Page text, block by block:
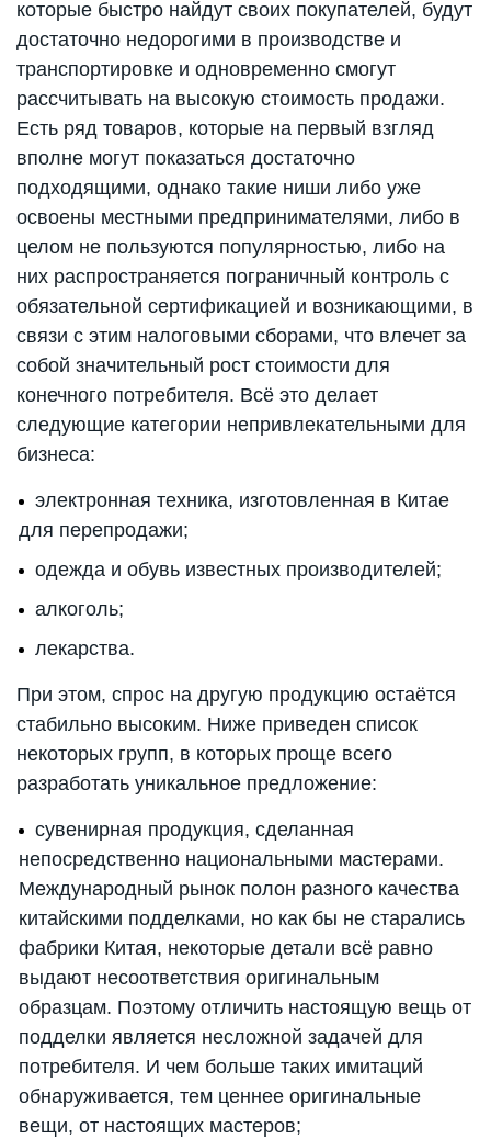
которые быстро найдут своих покупателей, будут
достаточно недорогими в производстве и
транспортировке и одновременно смогут
рассчитывать на высокую стоимость продажи.
Есть ряд товаров, которые на первый взгляд
вполне могут показаться достаточно
подходящими, однако такие ниши либо уже
освоены местными предпринимателями, либо в
целом не пользуются популярностью, либо на
них распространяется пограничный контроль с
обязательной сертификацией и возникающими, в
связи с этим налоговыми сборами, что влечет за
собой значительный рост стоимости для
конечного потребителя. Всё это делает
следующие категории непривлекательными для
бизнеса:
электронная техника, изготовленная в Китае
для перепродажи;
одежда и обувь известных производителей;
алкоголь;
лекарства.
При этом, спрос на другую продукцию остаётся
стабильно высоким. Ниже приведен список
некоторых групп, в которых проще всего
разработать уникальное предложение:
сувенирная продукция, сделанная
непосредственно национальными мастерами.
Международный рынок полон разного качества
китайскими подделками, но как бы не старались
фабрики Китая, некоторые детали всё равно
выдают несоответствия оригинальным
образцам. Поэтому отличить настоящую вещь от
подделки является несложной задачей для
потребителя. И чем больше таких имитаций
обнаруживается, тем ценнее оригинальные
вещи, от настоящих мастеров;